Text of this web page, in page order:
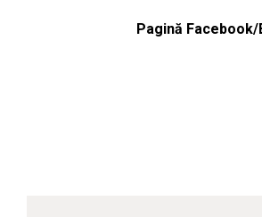
Pagină Facebook/